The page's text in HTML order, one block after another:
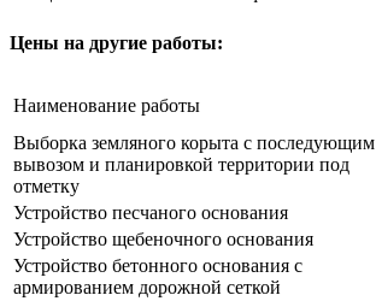
Цены на другие работы:
Наименование работы
Выборка земляного корыта с последующим
вывозом и планировкой территории под
отметку
Устройство песчаного основания
Устройство щебеночного основания
Устройство бетонного основания с
армированием дорожной сеткой